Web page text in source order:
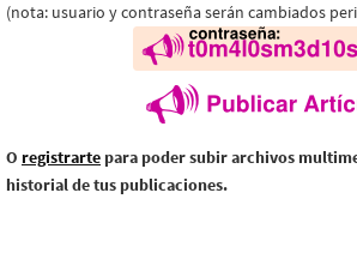
(nota: usuario y contraseña serán cambiados
O registrarte para poder subir archivos
historial de tus publicaciones.